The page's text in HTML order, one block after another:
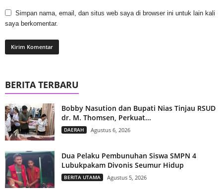
Simpan nama, email, dan situs web saya di browser ini untuk lain kali
saya berkomentar.
BERITA TERBARU
Bobby Nasution dan Bupati Nias Tinjau RSUD
dr. M. Thomsen, Perkuat...
DAERAH Agustus 6, 2026
Dua Pelaku Pembunuhan Siswa SMPN 4
Lubukpakam Divonis Seumur Hidup
BERITA UTAMA Agustus 5, 2026